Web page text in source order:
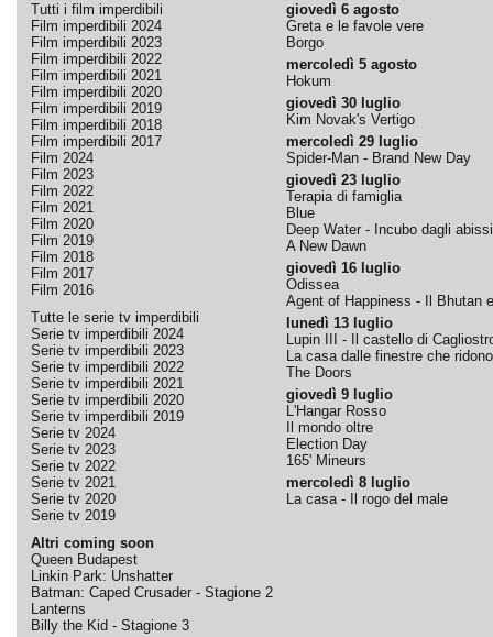
Tutti i film imperdibili
Film imperdibili 2024
Film imperdibili 2023
Film imperdibili 2022
Film imperdibili 2021
Film imperdibili 2020
Film imperdibili 2019
Film imperdibili 2018
Film imperdibili 2017
Film 2024
Film 2023
Film 2022
Film 2021
Film 2020
Film 2019
Film 2018
Film 2017
Film 2016
Tutte le serie tv imperdibili
Serie tv imperdibili 2024
Serie tv imperdibili 2023
Serie tv imperdibili 2022
Serie tv imperdibili 2021
Serie tv imperdibili 2020
Serie tv imperdibili 2019
Serie tv 2024
Serie tv 2023
Serie tv 2022
Serie tv 2021
Serie tv 2020
Serie tv 2019
Altri coming soon
Queen Budapest
Linkin Park: Unshatter
Batman: Caped Crusader - Stagione 2
Lanterns
Billy the Kid - Stagione 3
giovedì 6 agosto
Greta e le favole vere
Borgo
mercoledì 5 agosto
Hokum
giovedì 30 luglio
Kim Novak's Vertigo
mercoledì 29 luglio
Spider-Man - Brand New Day
giovedì 23 luglio
Terapia di famiglia
Blue
Deep Water - Incubo dagli abissi
A New Dawn
giovedì 16 luglio
Odissea
Agent of Happiness - Il Bhutan
lunedì 13 luglio
Lupin III - Il castello di
La casa dalle finestre che ridono
The Doors
giovedì 9 luglio
L'Hangar Rosso
Il mondo oltre
Election Day
165' Mineurs
mercoledì 8 luglio
La casa - Il rogo del male